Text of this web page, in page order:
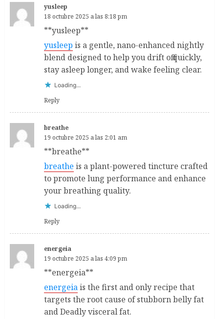
yusleep
18 octubre 2025 a las 8:18 pm
** yusleep**
yusleep is a gentle, nano-enhanced nightly
blend designed to help you drift off quickly,
stay asleep longer, and wake feeling clear.
Loading...
Reply
breathe
19 octubre 2025 a las 2:01 am
**breathe**
breathe is a plant-powered tincture crafted
to promote lung performance and enhance
your breathing quality.
Loading...
Reply
energeia
19 octubre 2025 a las 4:09 pm
**energeia**
energeiais the first and only recipe that
targets the root cause of stubborn belly fat
and Deadly visceral fat.